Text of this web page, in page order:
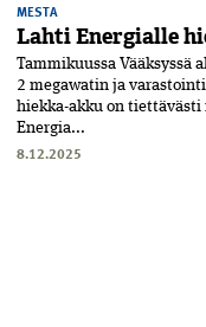
MESTA
Lahti Energialle
Tammikuussa Vääksyssä
2 megawatin ja
hiekka-akku on
Energia...
8.12.2025